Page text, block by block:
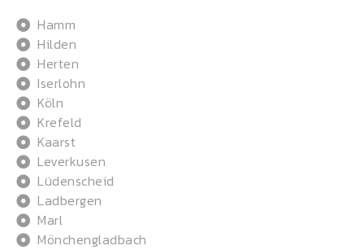
Hamm
Hilden
Herten
Iserlohn
Köln
Krefeld
Kaarst
Leverkusen
Lüdenscheid
Ladbergen
Marl
Mönchengladbach